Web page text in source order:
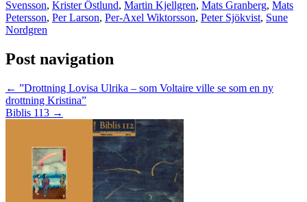
Svensson, Krister Östlund, Martin Kjellgren, Mats Granberg, Mats
Petersson, Per Larson, Per-Axel Wiktorsson, Peter Sjökvist, Sune
Nordgren
Post navigation
← ”Drottning Lovisa Ulrika – som Voltaire ville se som en ny
drottning Kristina”
Biblis 113 →